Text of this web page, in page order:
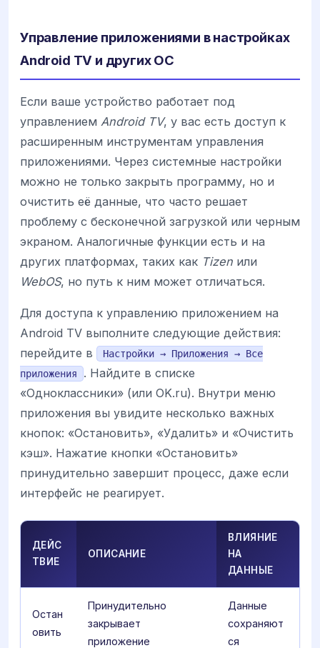
Управление приложениями в настройках
Android TV и других ОС
Если ваше устройство работает под
управлением Android TV, у вас есть доступ к
расширенным инструментам управления
приложениями. Через системные настройки
можно не только закрыть программу, но и
очистить её данные, что часто решает
проблему с бесконечной загрузкой или черным
экраном. Аналогичные функции есть и на
других платформах, таких как Tizen или
WebOS, но путь к ним может отличаться.
Для доступа к управлению приложением на
Android TV выполните следующие действия:
перейдите в
Настройки → Приложения → Все
приложения
. Найдите в списке
«Одноклассники» (или OK.ru). Внутри меню
приложения вы увидите несколько важных
кнопок: «Остановить», «Удалить» и «Очистить
кэш». Нажатие кнопки «Остановить»
принудительно завершит процесс, даже если
интерфейс не реагирует.
ДЕЙС
ТВИЕ
ОПИСАНИЕ
ВЛИЯНИЕ
НА
ДАННЫЕ
Остан
овить
Принудительно
закрывает
приложение
Данные
сохраняют
ся